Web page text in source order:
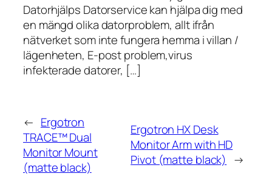
Datorhjälps Datorservice kan hjälpa dig med
en mängd olika datorproblem, allt ifrån
nätverket som inte fungera hemma i villan /
lägenheten, E-post problem,virus
infekterade datorer, […]
← Ergotron
TRACE™ Dual
Monitor Mount
(matte black)
Ergotron HX Desk
Monitor Arm with HD
Pivot (matte black) →